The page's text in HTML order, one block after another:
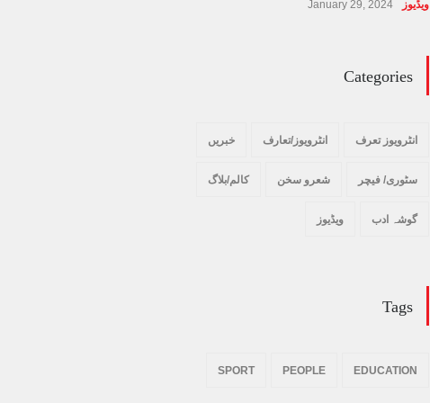
ویڈیوز January 29, 2024
Categories
انٹرویوز تعرف انٹرویوز/تعارف خبریں
سٹوری/ فیچر شعرو سخن کالم/بلاگ
گوشہ ادب ویڈیوز
Tags
EDUCATION
PEOPLE
SPORT